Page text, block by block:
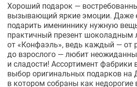
Хороший подарок —
вызывающий яркие эмоции. Даже
подарить имениннику нужную
практичный презент шоколадным
от «Конфаэль», ведь каждый — от
до взрослого — любит
и сладости! Ассортимент
выбор оригинальных подарков на
в котором собраны как недорогие